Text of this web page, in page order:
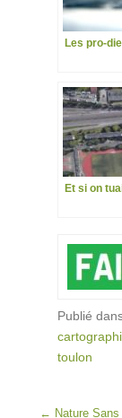
Les pro-
Et si on
Publié
toulon
Post navigation
← Nature